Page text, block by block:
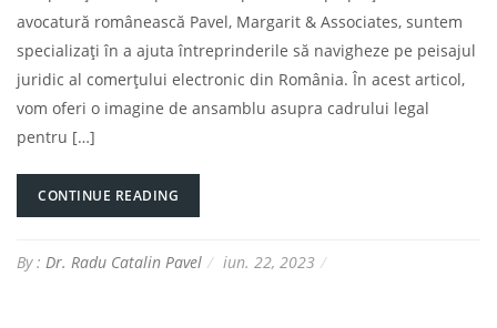
avocatură românească Pavel, Margarit & Associates, suntem
specializați în a ajuta întreprinderile să navigheze pe peisajul
juridic al comerțului electronic din România. În acest articol,
vom oferi o imagine de ansamblu asupra cadrului legal
pentru […]
CONTINUE READING
By : Dr. Radu Catalin Pavel iun. 22, 2023